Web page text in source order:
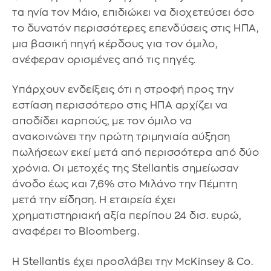
τα ηνία τον Μάιο, επιδιώκει να διοχετεύσει όσο
το δυνατόν περισσότερες επενδύσεις στις ΗΠΑ,
μια βασική πηγή κέρδους για τον όμιλο,
ανέφεραν ορισμένες από τις πηγές.
Υπάρχουν ενδείξεις ότι η στροφή προς την
εστίαση περισσότερο στις ΗΠΑ αρχίζει να
αποδίδει καρπούς, με τον όμιλο να
ανακοινώνει την πρώτη τριμηνιαία αύξηση
πωλήσεων εκεί μετά από περισσότερα από δύο
χρόνια. Οι μετοχές της Stellantis σημείωσαν
άνοδο έως και 7,6% στο Μιλάνο την Πέμπτη
μετά την είδηση. Η εταιρεία έχει
χρηματιστηριακή αξία περίπου 24 δισ. ευρώ,
αναφέρει το Bloomberg.
Η Stellantis έχει προσλάβει την McKinsey & Co.